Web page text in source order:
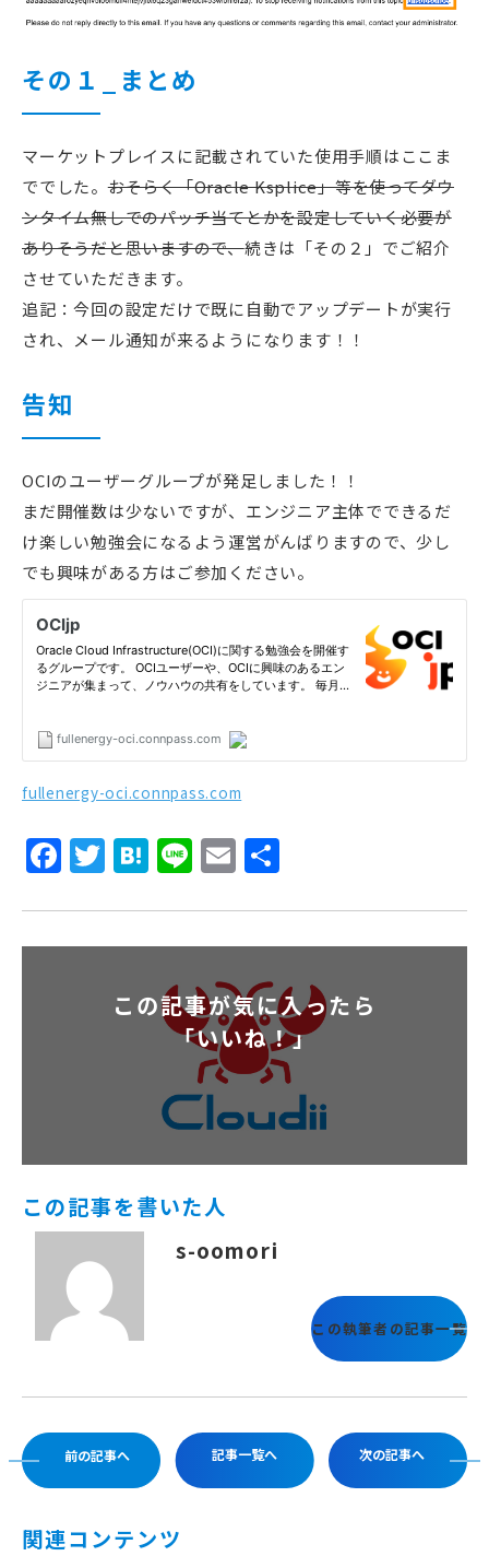
その１_まとめ
マーケットプレイスに記載されていた使用手順はここま
ででした。おそらく「Oracle Ksplice」等を使ってダウ
ンタイム無しでのパッチ当てとかを設定していく必要が
ありそうだと思いますので、続きは「その２」でご紹介
させていただきます。
追記：今回の設定だけで既に自動でアップデートが実行
され、メール通知が来るようになります！！
告知
OCIのユーザーグループが発足しました！！
まだ開催数は少ないですが、エンジニア主体でできるだ
け楽しい勉強会になるよう運営がんばりますので、少し
でも興味がある方はご参加ください。
fullenergy-oci.connpass.com
Facebook
Twitter
Hatena
LineEmail
この記事が気に入ったら
「いいね！」
この記事を書いた人
s-oomori
この執筆者の記事一覧
前の記事へ 記事一覧へ 次の記事へ
関連コンテンツ